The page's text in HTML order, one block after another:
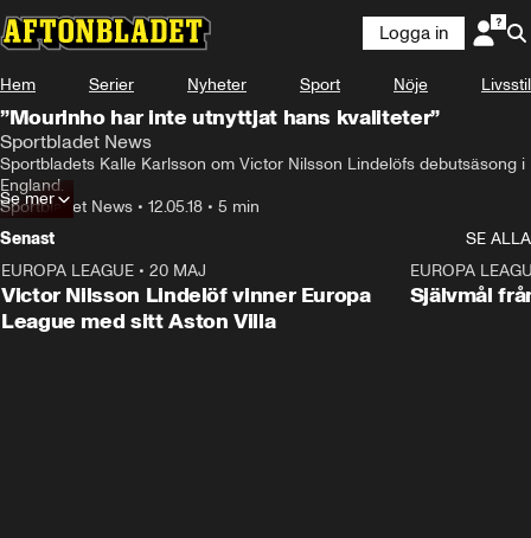
Logga in
Hem Serier Nyheter Sport Nöje Livsstil
”Mourinho har inte utnyttjat hans kvaliteter”
Sportbladet News
Sportbladets Kalle Karlsson om Victor Nilsson Lindelöfs debutsäsong i
England.
Sportbladet News • 12.05.18 • 5 min
Se mer
Senast
SE ALLA
EUROPA LEAGUE • 20 MAJ
Victor Nilsson Lindelöf vinner Europa
League med sitt Aston Villa
EUROPA
Självmål